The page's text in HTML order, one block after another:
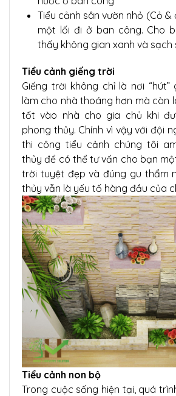
Tiểu cảnh sân vườn nhỏ (Cỏ
một lối đi ở ban công. Cho
thấy không gian xanh và sạch
Tiểu cảnh giếng trời
Giếng trời không chỉ là nơi
làm cho nhà thoáng hơn mà còn
tốt vào nhà cho gia chủ khi
phong thủy. Chính vì vậy với đội
thi công tiểu cảnh chúng tôi
thủy để có thể tư vấn cho bạn
trời tuyệt đẹp và đúng gu thẩm
thủy vẫn là yếu tố hàng đầu của
Tiểu cảnh non bộ
Trong cuộc sống hiện tại, quá